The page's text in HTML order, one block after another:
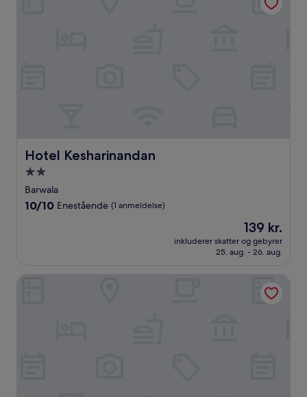
Hotel Kesharinandan
Hotel Kesharinandan
2.0-
stjernet
overnatningssted
Barwala
10.0
anmeldelse)
10/10 Enestående (1 anmeldelse)
Prisen
er
139 kr.
139 kr.
inkluderer skatter og gebyrer
25. aug. - 26. aug.